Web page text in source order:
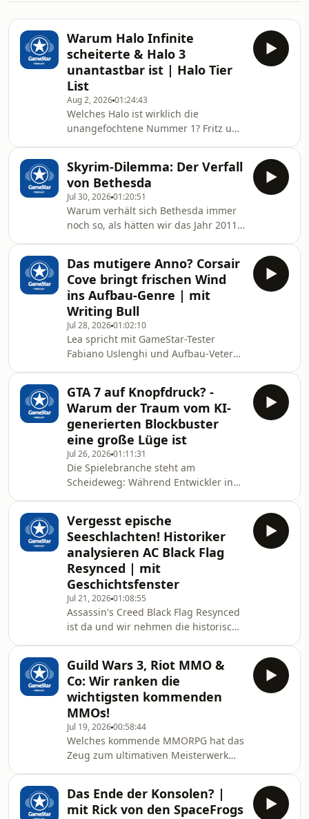
Warum Halo Infinite
scheiterte & Halo 3
unantastbar ist | Halo Tier
List
Aug 2, 202601:24:43
Welches Halo ist wirklich die
unangefochtene Nummer 1? Fritz und
einer ultimativen Tier List! Von den
Anfängen mit Halo: Combat Evolved
über die glorreichen Tage von Halo 2
& 3 bis hin zu Reach, den 343-Ären
und Halo Infinite – Fritz und Felix
nehmen das Gesamtpaket aus
Kampagne, Multiplayer und Vibe
unter die Lupe. Schaut rein un
Skyrim-Dilemma: Der Verfall
von Bethesda
Jul 30, 202601:20:51
Warum verhält sich Bethesda immer
noch so, als hätten wir das Jahr 2011?
Anfang vom Ende der legendären
Bethesda-Magie. In diesem Deep Dive
analysieren wir den schleichenden
Substanzverlust des Studios, warum
tiefgreifende RPG-Mechaniken für
Mainstream-Politur geopfert wurden
und welche Rolle Todd Howard in
dieser Systemkrise spielt
Das mutigere Anno? Corsair
Cove bringt frischen Wind
ins Aufbau-Genre | mit
Writing Bull
Jul 28, 202601:02:10
Lea spricht mit GameStar-Tester
Fabiano Uslenghi und Aufbau-Veteran
Entertainment: Corsair Cove. Wir
klären, wie sich das chaotische,
vertikale Klippenbauen spielt, warum
die komplexen Warenketten selbst
Genre-Profis ins Schwitzen bringen
und wo die kompromisslose Vision
der Entwickler für Reibung sorgt.
Schaltet ein und erfahrt, warum das
GTA 7 auf Knopfdruck? -
Warum der Traum vom KI-
generierten Blockbuster
eine große Lüge ist
Jul 26, 202601:11:31
Die Spielebranche steht am
Scheideweg: Während Entwickler in
fürchten Programmierer und Kreative
um ihre Arbeitsplätze und viele
Gamer haben Angst vor einer Flut aus
seelenlosem "KI-Slop". Lea spricht mit
Entwickler Paul Redetzky, KI-Podcast
Moderator Fritz Espenlaub und KI-
Creator Andreas O. Loff über die
aktuellen Entwicklungen der gen
Vergesst epische
Seeschlachten! Historiker
analysieren AC Black Flag
Resynced | mit
Geschichtsfenster
Jul 21, 202601:08:55
Assassin's Creed Black Flag Resynced
ist da und wir nehmen die historische
Haasis, David Jokerst vom Podcast
His2Go und Andrej Pfeiffer-Perkuhn
aka Geschichtsfenster klären wir, was
wir über das Goldenen Zeitalter der
Piraterie wissen. Trugen echte Piraten
in der karibischen Hitze wirklich dicke
Ledermäntel, oder geht es Ubisof
Guild Wars 3, Riot MMO &
Co: Wir ranken die
wichtigsten kommenden
MMOs!
Jul 19, 202600:58:44
Welches kommende MMORPG hat das
Zeug zum ultimativen Meisterwerk
Entenburg stellen sich der
Monsteraufgabe und ranken die 20
Das Ende der Konsolen? |
mit Rick von den SpaceFrogs